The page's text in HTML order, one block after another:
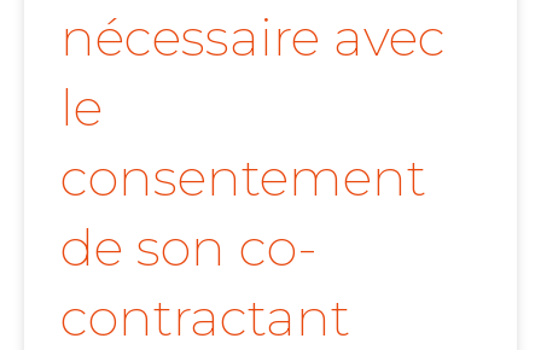
nécessaire avec
le
consentement
de son co-
contractant